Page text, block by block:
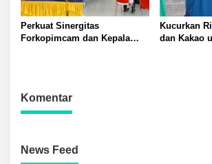
Perkuat Sinergitas
Forkopimcam dan Kepala
Kucurkan
dan Kakao
Komentar
News Feed